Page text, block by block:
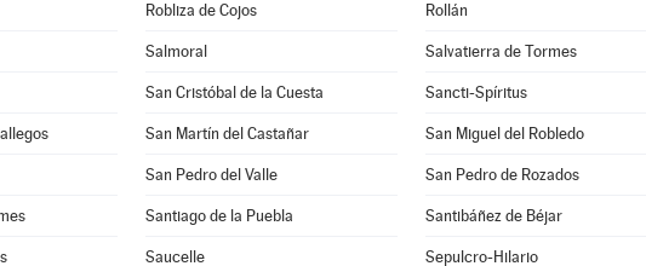
Robliza de Cojos Rollán
Salmoral Salvatierra de Tormes
San Cristóbal de la Cuesta Sancti-Spíritus
San Martín del Castañar San Miguel del Robledo
San Pedro del Valle San Pedro de Rozados
Santiago de la Puebla Santibáñez de Béjar
Saucelle Sepulcro-Hilario